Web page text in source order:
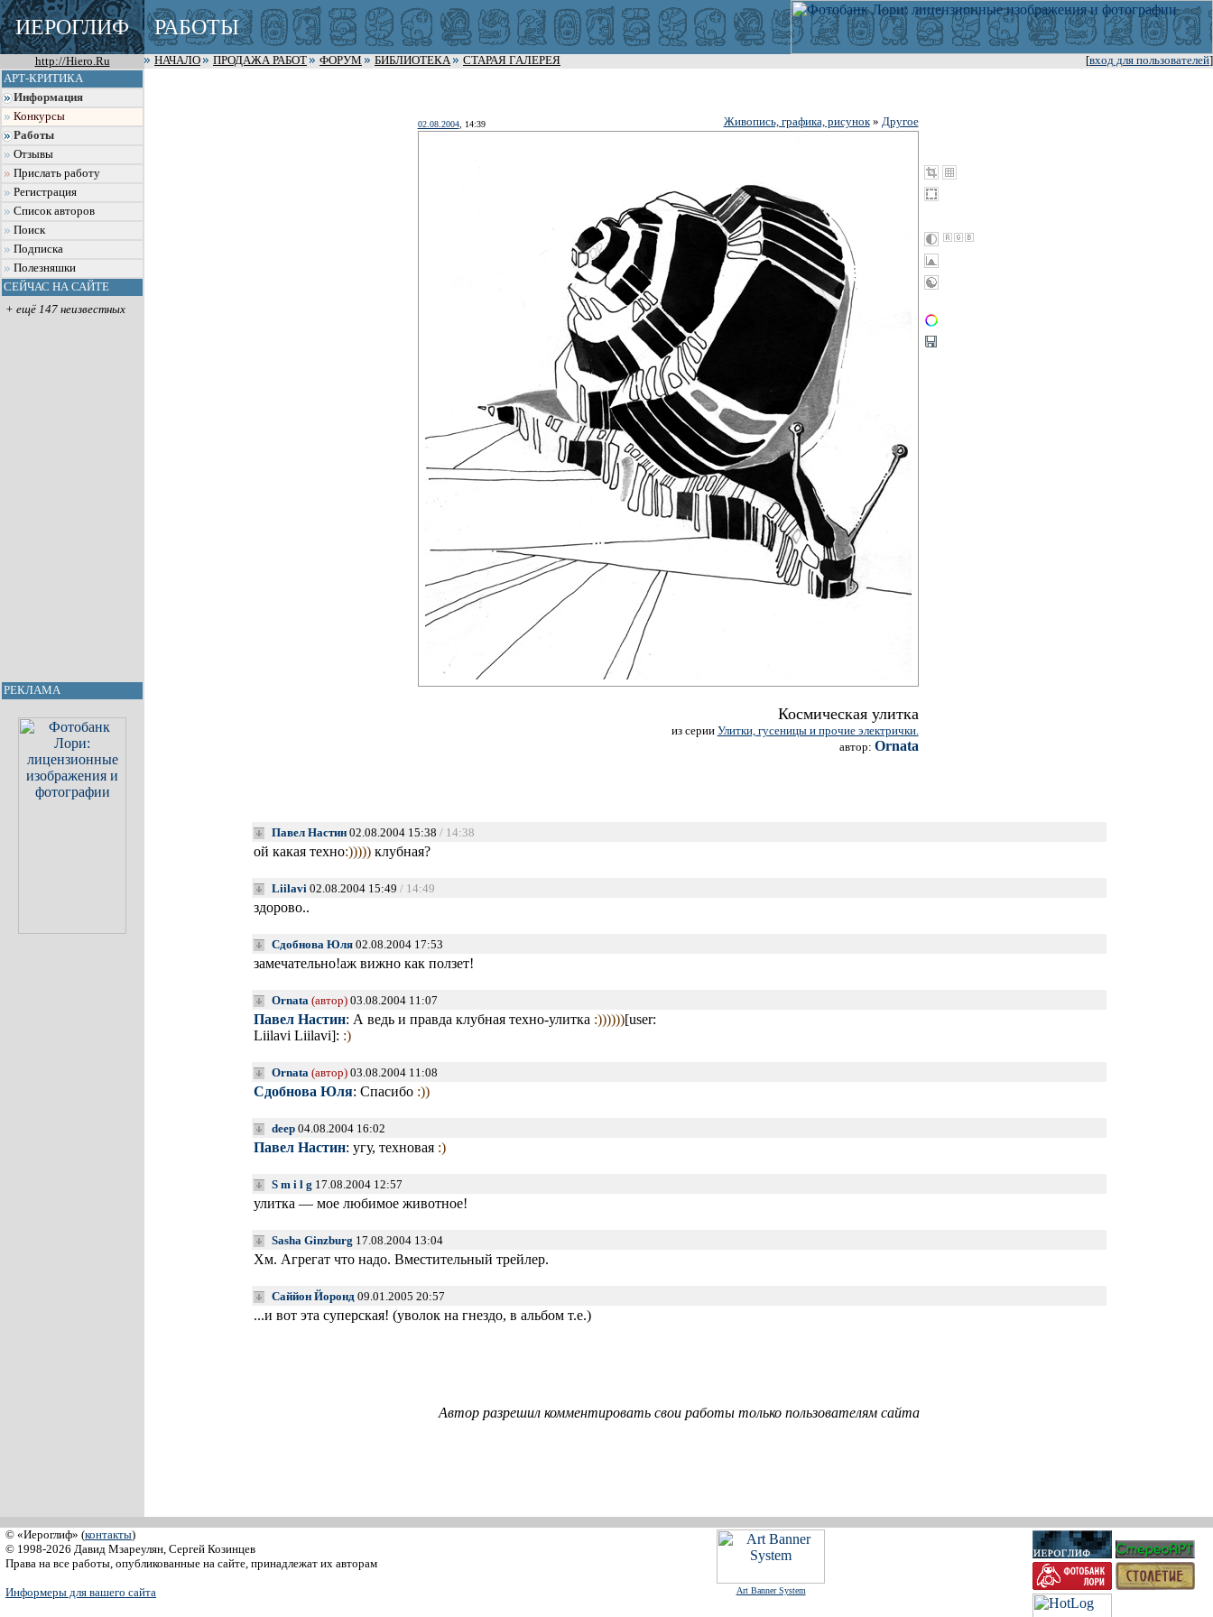
ИЕРОГЛИФ РАБОТЫ
http://Hiero.Ru [вход для пользователей]
НАЧАЛО ПРОДАЖА РАБОТ ФОРУМ БИБЛИОТЕКА
СТАРАЯ ГАЛЕРЕЯ
АРТ-КРИТИКА
Информация
Конкурсы
Работы
Отзывы
Прислать работу
Регистрация
Список авторов
Поиск
Подписка
Полезняшки
СЕЙЧАС НА САЙТЕ
+ ещё 147 неизвестных
РЕКЛАМА
02.08.2004, 14:39 Живопись, графика, рисунок» Другое
Космическая улитка
из серии Улитки, гусеницы и прочие электрички.
автор: Ornata
Павел Настин02.08.2004 15:38 / 14:38
ой какая техно:)))))клубная?
Liilavi02.08.2004 15:49 / 14:49
здорово..
Сдобнова Юля02.08.2004 17:53
замечательно!аж вижно как ползет!
Ornata (автор)03.08.2004 11:07
Павел Настин: А ведь и правда клубная техно-улитка :))))))[user:
Liilavi Liilavi]: :)
Ornata (автор)03.08.2004 11:08
Сдобнова Юля: Спасибо :))
deep04.08.2004 16:02
Павел Настин: угу, техновая :)
S m i l g 17.08.2004 12:57
улитка — мое любимое животное!
Sasha Ginzburg 17.08.2004 13:04
Хм. Агрегат что надо. Вместительный трейлер.
Саййон Йоронд09.01.2005 20:57
...и вот эта суперская! (уволок на гнездо, в альбом т.е.)
Автор разрешил комментировать свои работы только пользователям сайта
© «Иероглиф» (контакты)
© 1998-2026 Давид Мзареулян, Сергей Козинцев
Права на все работы, опубликованные на сайте, принадлежат их авторам
Информеры для вашего сайта Art Banner System